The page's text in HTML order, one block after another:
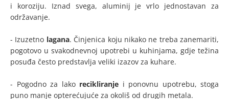
i koroziju. Iznad svega, aluminij je vrlo jednostavan za
održavanje.
- Izuzetno lagana. Činjenica koju nikako ne treba zanemariti,
pogotovo u svakodnevnoj upotrebi u kuhinjama, gdje težina
posuđa često predstavlja veliki izazov za kuhare.
- Pogodno za lako recikliranje i ponovnu upotrebu, stoga
puno manje opterećujuće za okoliš od drugih metala.